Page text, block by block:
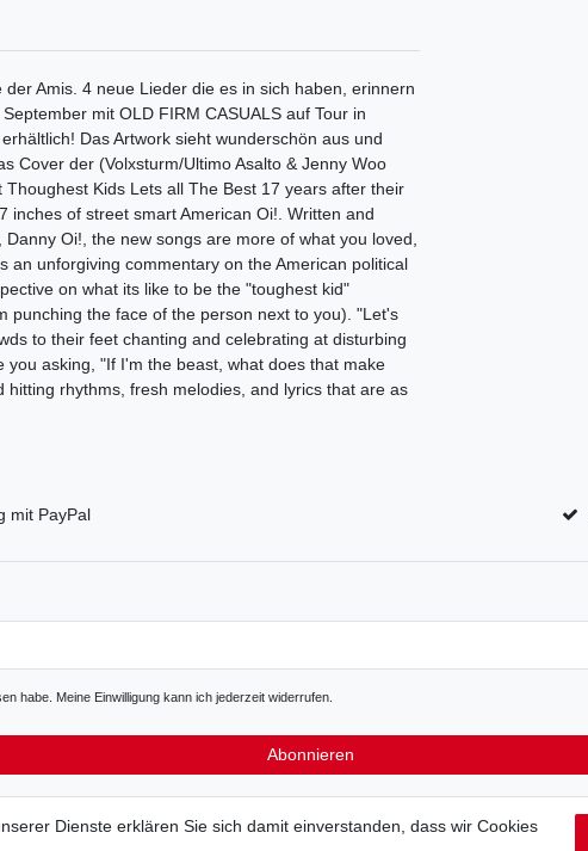
Amis. 4 neue Lieder die es in sich haben, erinnern
mit OLD FIRM CASUALS auf Tour in
Das Artwork sieht wunderschön aus und
Cover der (Volxsturm/Ultimo Asalto & Jenny Woo
Kids Lets all The Best 17 years after their
inches of street smart American Oi!. Written and
Oi!, the new songs are more of what you loved,
an unforgiving commentary on the American political
on what its like to be the "toughest kid"
punching the face of the person next to you). "Let's
to their feet chanting and celebrating at disturbing
asking, "If I'm the beast, what does that make
rhythms, fresh melodies, and lyrics that are as
mit PayPal
habe. Meine Einwilligung kann ich jederzeit widerrufen.
Abonnieren
Dienste erklären Sie sich damit einverstanden, dass wir Cookies